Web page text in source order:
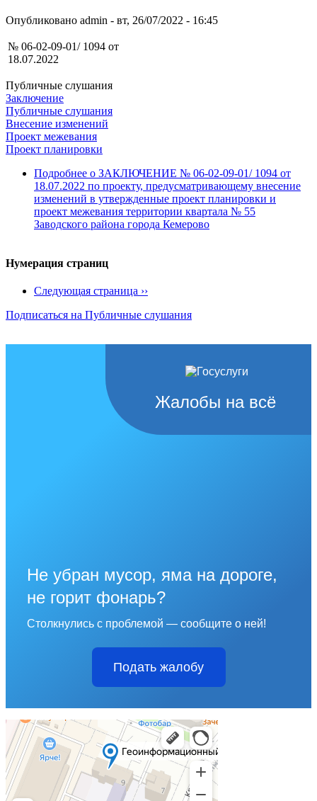
Опубликовано admin - вт, 26/07/2022 - 16:45
№ 06-02-09-01/ 1094 от
18.07.2022
Публичные слушания
Заключение
Публичные слушания
Внесение изменений
Проект межевания
Проект планировки
Подробнее о ЗАКЛЮЧЕНИЕ № 06-02-09-01/ 1094 от
18.07.2022 по проекту, предусматривающему внесение
изменений в утвержденные проект планировки и
проект межевания территории квартала № 55
Заводского района города Кемерово
Нумерация страниц
Следующая страница ››
Подписаться на Публичные слушания
Жалобы на всё
Не убран мусор, яма на дороге,
не горит фонарь?
Столкнулись с проблемой — сообщите о ней!
Подать жалобу